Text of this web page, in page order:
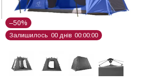
–50%
Залишилось 00 днів 00 00 00